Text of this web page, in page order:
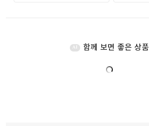
AI 함께 보면 좋은 상품